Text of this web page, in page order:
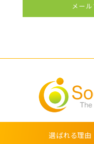
メー
選ばれる理由